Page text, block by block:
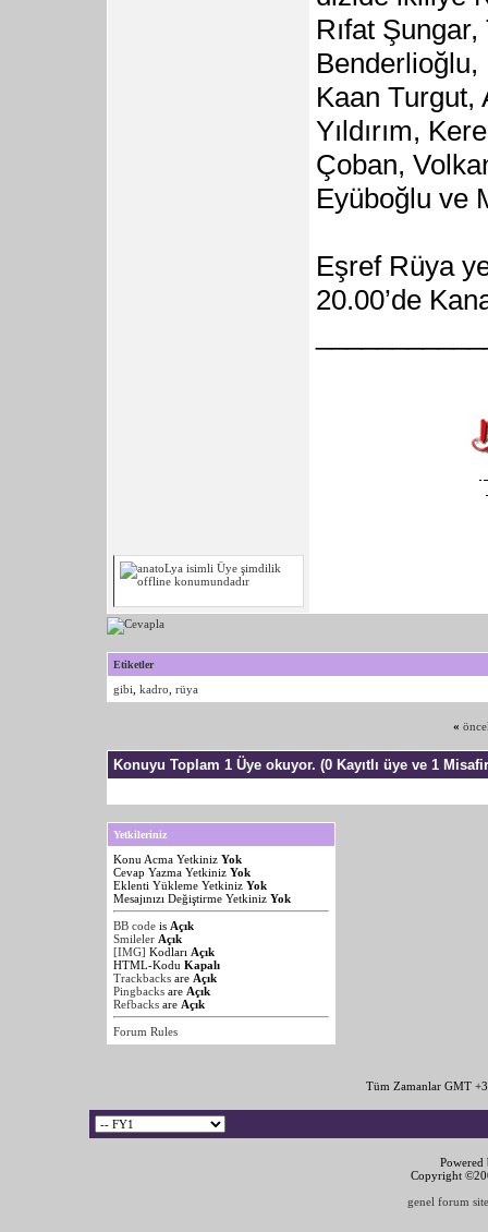
Rıfat
Kaan Turgut,
Yıldırım,
Çoban,
Eyüboğlu ve
Eşref Rüya
20.00’de
Etiketler
gibi kadro rüya
«
Konuyu Toplam 1 Üye okuyor. (0 Kayıtlı üye ve 1
Yetkileriniz
Konu Acma Yetkiniz Yok
Cevap Yazma Yetkiniz Yok
Eklenti Yükleme Yetkiniz Yok
Mesajınızı Değiştirme Yetkiniz Yok
BB code is Açık
Smileler Açık
[IMG] Kodları Açık
HTML-Kodu Kapalı
Trackbacks are Açık
Pingbacks are Açık
Refbacks are Açık
Forum Rules
Tüm Zamanlar GMT
Copyright
genel forum